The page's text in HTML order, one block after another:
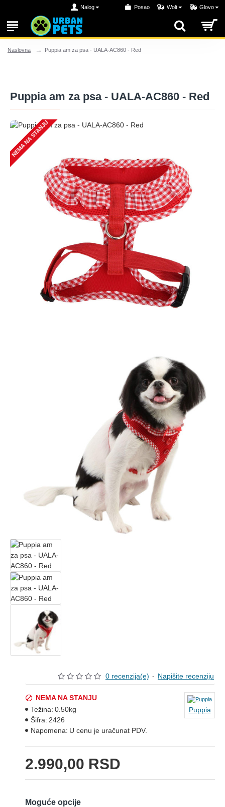
Nalog Posao Wolt Glovo
Naslovna Puppia am za psa - UALA-AC860 - Red
Puppia am za psa - UALA-AC860 - Red
NEMA NA STANJU
0 recenzija(e) - Napišite recenziju
2.990,00 RSD
NEMA NA STANJU
Težina: 0.50kg
Šifra: 2426
Napomena: U cenu je uračunat PDV.
Puppia
Moguće opcije